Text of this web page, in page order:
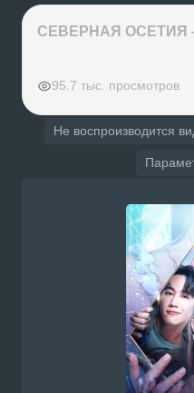
95.7 тыс. просмотров
Не воспроизводится